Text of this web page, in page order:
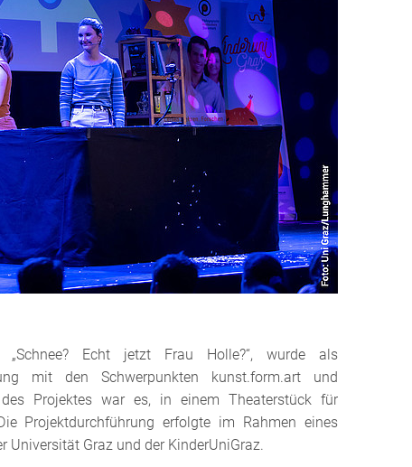
„Schnee? Echt jetzt Frau Holle?“, wurde als
mit den Schwerpunkten kunst.form.art und
Projektes war es, in einem Theaterstück für
Projektdurchführung erfolgte im Rahmen eines
Universität Graz und der KinderUniGraz.